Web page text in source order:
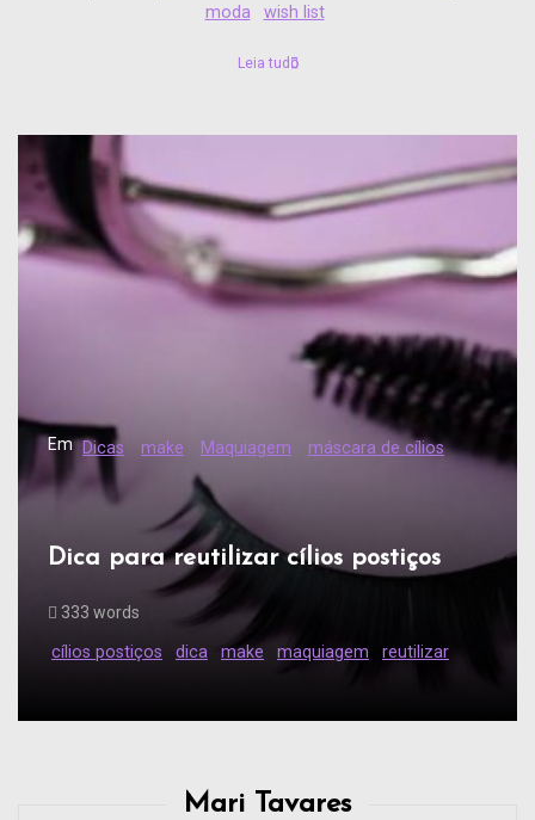
moda
wish list
Leia tudo
Em Dicas make Maquiagem máscara de cílios
Dica para reutilizar cílios postiços
333 words
cílios postiços dica make maquiagem reutilizar
Mari Tavares